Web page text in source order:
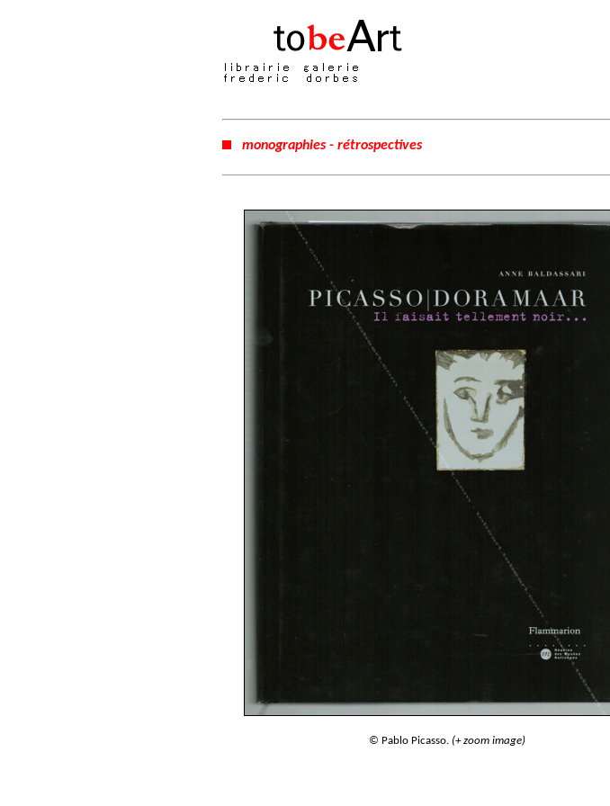
monographies - rétrospectives
© Pablo Picasso. (+ zoom image)